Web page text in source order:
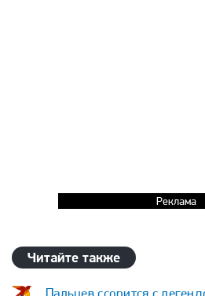
Реклама
Читайте также
Пальцев ссорится с